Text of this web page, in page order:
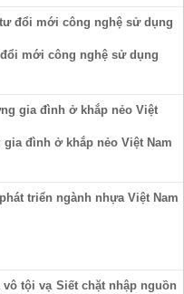
mới công nghệ sử dụng
đình ở khắp nẻo Việt Nam
triển ngành nhựa Việt Nam
Siết chặt nhập nguồn